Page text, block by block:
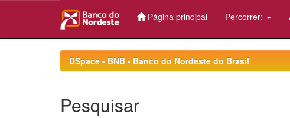
Página principal Percorrer:
DSpace - BNB - Banco do Nordeste do Brasil
Pesquisar